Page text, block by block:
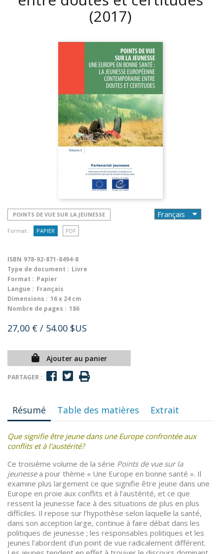
(2017)
POINTS DE VUE SUR LA JEUNESSE
Format : PAPIER PDF
ISBN 978-92-871-8494-8
Type de document : Livre
Format : Papier
Langue : Français
Dimensions : 16 x 24 cm
Nombre de pages : 186
27,00 € / 54.00 $US
Ajouter au panier
PARTAGER :
Résumé Table des matières Extrait
Que signifie être jeune dans une Europe confrontée aux
conflits et à l'austérité?
Ce troisième volume de la série Points de vue sur la
jeunessea pour thème « Une Europe en bonne santé ». Il
examine plus largement ce que signifie être jeune dans une
Europe en proie aux conflits et à l’austérité, et ce que
ressent la jeunesse face à des situations de plus en plus
difficiles. Il repose sur l’hypothèse selon laquelle la santé,
dans son acception large, continue à faire débat dans les
politiques de jeunesse ; les responsables politiques et les
jeunes l’abordent d’un point de vue radicalement différent.